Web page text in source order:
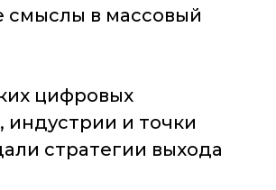
смыслы в массовый
цифровых
индустрии и точки
стратегии выхода